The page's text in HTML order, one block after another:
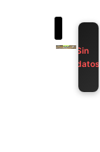
Sin
datos